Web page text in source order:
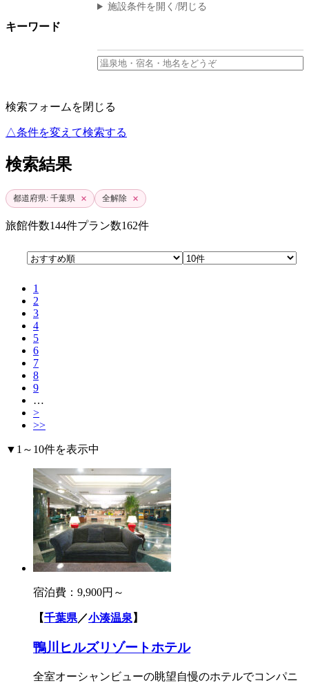
施設条件を開く/閉じる
キーワード
検索フォームを閉じる
△条件を変えて検索する
検索結果
都道府県: 千葉県 × 全解除 ×
旅館件数144件プラン数162件
1
2
3
4
5
6
7
8
9
…
>
>>
▼1～10件を表示中
宿泊費： 9,900円～
【千葉県／小湊温泉 】
鴨川ヒルズリゾートホテル
全室オーシャンビューの眺望自慢のホテルでコンパニ